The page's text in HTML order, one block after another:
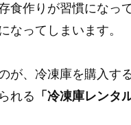
食作りが習慣になっ
なってしまいます。
が、冷凍庫を購入す
れる 「冷凍庫レンタル